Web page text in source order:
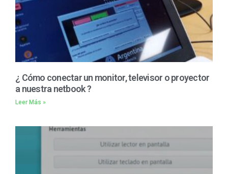
¿ Cómo conectar un monitor, televisor o proyector
a nuestra netbook ?
Leer Más »